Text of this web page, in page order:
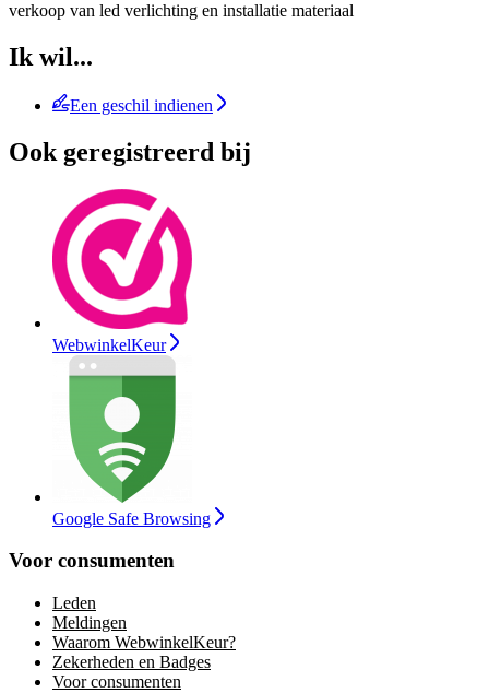
verkoop van led verlichting en installatie materiaal
Ik wil...
Een geschil indienen
Ook geregistreerd bij
WebwinkelKeur
Google Safe Browsing
Voor consumenten
Leden
Meldingen
Waarom WebwinkelKeur?
Zekerheden en Badges
Voor consumenten